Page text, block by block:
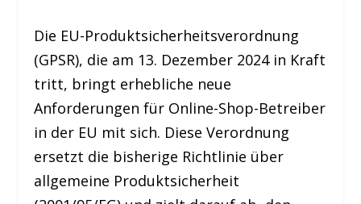
Die EU-Produktsicherheitsverordnung
(GPSR), die am 13. Dezember 2024 in Kraft
tritt, bringt erhebliche neue
Anforderungen für Online-Shop-Betreiber
in der EU mit sich. Diese Verordnung
ersetzt die bisherige Richtlinie über
allgemeine Produktsicherheit